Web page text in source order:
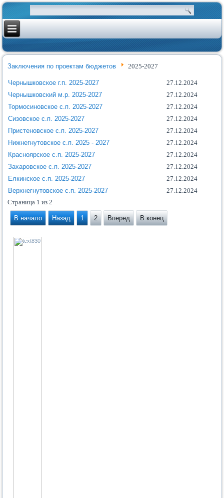
Заключения по проектам бюджетов 2025-2027
Чернышковское г.п. 2025-2027
27.12.2024
Чернышковский м.р. 2025-2027
27.12.2024
Тормосиновское с.п. 2025-2027
27.12.2024
Сизовское с.п. 2025-2027
27.12.2024
Пристеновское с.п. 2025-2027
27.12.2024
Нижнегнутовское с.п. 2025 - 2027
27.12.2024
Красноярское с.п. 2025-2027
27.12.2024
Захаровское с.п. 2025-2027
27.12.2024
Елкинское с.п. 2025-2027
27.12.2024
Верхнегнутовское с.п. 2025-2027
27.12.2024
Страница 1 из 2
В начало Назад 1 2 Вперед В конец